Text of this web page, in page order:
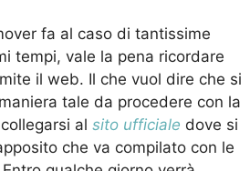
fa al caso di tantissime
tempi, vale la pena ricordare
il web. Il che vuol dire che si
tale da procedere con la
al sito ufficiale dove si
che va compilato con le